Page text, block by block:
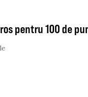
pentru 100 de